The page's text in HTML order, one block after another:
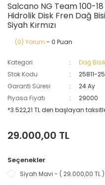
Salcano NG Team 100-
Hidrolik Disk Fren Dağ
Siyah Kırmızı
(0) Yorum - 0 Puan
Kategori
Dağ
Stok Kodu
25811-
Garanti Süresi
24 Ay
Piyasa Fiyatı
29000
*3.522,21 TL den başlayan
29.000,00 TL
Seçenekler
Siyah Mavi - ( 29.000,00 TL )